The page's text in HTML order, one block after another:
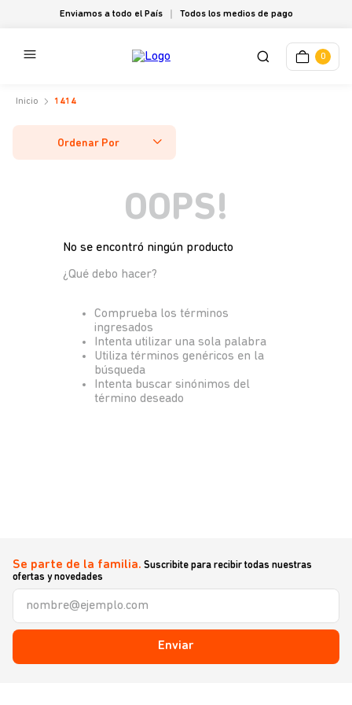
Enviamos a todo el País Todos los medios de pago
0
1414
Ordenar Por
OOPS!
No se encontró ningún producto
¿Qué debo hacer?
Comprueba los términos
ingresados
Intenta utilizar una sola palabra
Utiliza términos genéricos en la
búsqueda
Intenta buscar sinónimos del
término deseado
Se parte de la familia. Suscribite para recibir todas nuestras
ofertas y novedades
Enviar